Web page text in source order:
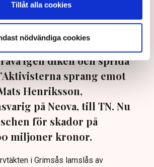
Tillåt alla cookies
nödvändiga cookies
att klättra upp på
igen diken och sprida
sprang emot
Henriksson,
på Neova, till TN. Nu
för skador på
miljoner kronor.
i Grimsås lamslås av